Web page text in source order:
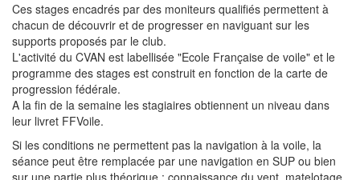
Ces stages encadrés par des moniteurs qualifiés permettent à
chacun de découvrir et de progresser en naviguant sur les
supports proposés par le club.
L'activité du CVAN est labellisée "Ecole Française de voile" et le
programme des stages est construit en fonction de la carte de
progression fédérale.
A la fin de la semaine les stagiaires obtiennent un niveau dans
leur livret FFVoile.
Si les conditions ne permettent pas la navigation à la voile, la
séance peut être remplacée par une navigation en SUP ou bien
sur une partie plus théorique : connaissance du vent, matelotage.